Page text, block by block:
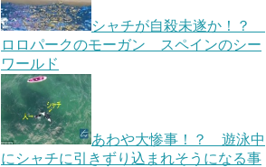
シャチが自殺未遂か！？
ロロパークのモーガン スペインのシー
ワールド
あわや大惨事！？ 遊泳中
にシャチに引きずり込まれそうになる事